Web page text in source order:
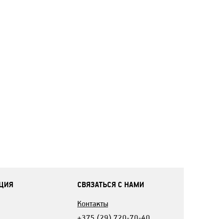
СВЯЗАТЬСЯ С НАМИ
Контакты